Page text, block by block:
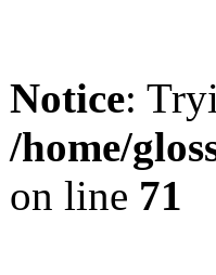
Notice:
/home/
on line 71